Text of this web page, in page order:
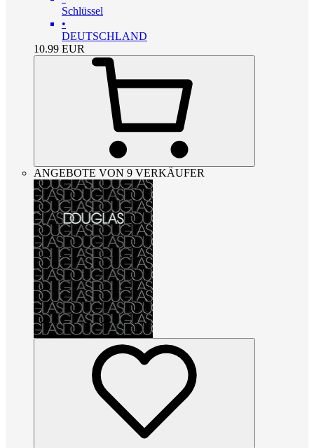
Schlüssel
•
DEUTSCHLAND
10.99 EUR
ANGEBOTE VON 9 VERKÄUFER